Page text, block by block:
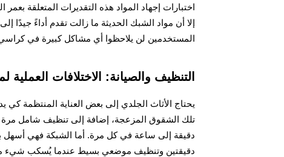
اختبارات إجهاد المواد هذه التقديرات المتعلقة
إلا أن مواد الشبك الحديثة ما زالت تقدم أداءً
المستخدمين لن يلاحظوا أي مشاكل كبيرة في كراسي
التنظيف والصيانة: الاختلافات
يحتاج الأثاث الجلدي إلى بعض العناية المنتظمة
دقيقة إلى ساعة في كل مرة. أما الشبكة فهي
دقيقتين وتنظيف موضعي بسيط عندما يُسكب شيء